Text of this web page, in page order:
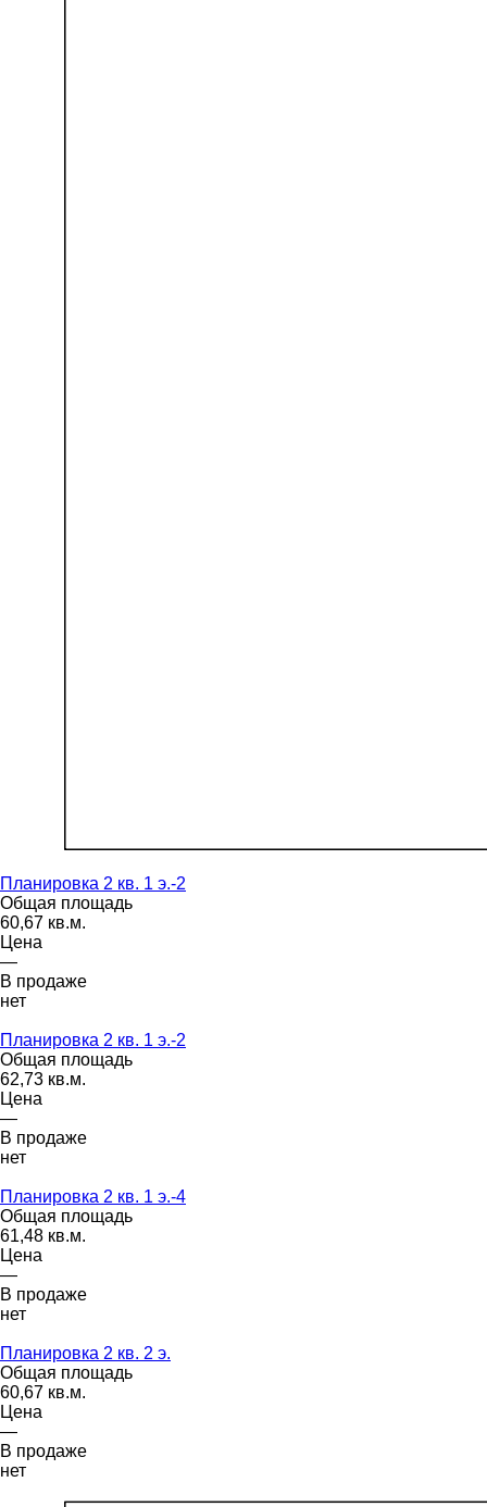
Планировка 2 кв. 1 э.-2
Общая площадь
60,67 кв.м.
Цена
—
В продаже
нет
Планировка 2 кв. 1 э.-2
Общая площадь
62,73 кв.м.
Цена
—
В продаже
нет
Планировка 2 кв. 1 э.-4
Общая площадь
61,48 кв.м.
Цена
—
В продаже
нет
Планировка 2 кв. 2 э.
Общая площадь
60,67 кв.м.
Цена
—
В продаже
нет